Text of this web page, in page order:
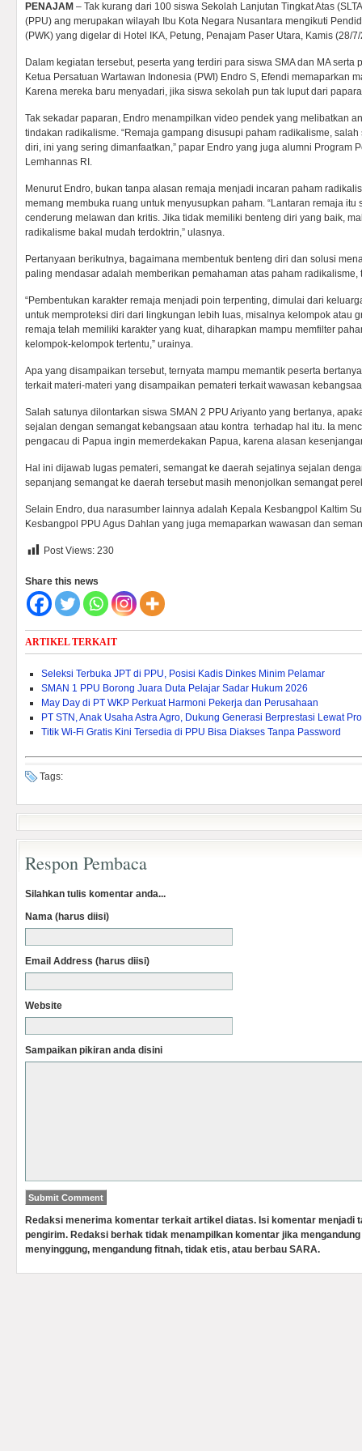
PENAJAM – Tak kurang dari 100 siswa Sekolah Lanjutan Tingkat Atas
(PPU) ang merupakan wilayah Ibu Kota Negara Nusantara mengikuti
(PWK) yang digelar di Hotel IKA, Petung, Penajam Paser Utara, Kamis (28/
Dalam kegiatan tersebut, peserta yang terdiri para siswa SMA dan MA serta
Ketua Persatuan Wartawan Indonesia (PWI) Endro S, Efendi memaparkan
Karena mereka baru menyadari, jika siswa sekolah pun tak luput dari
Tak sekadar paparan, Endro menampilkan video pendek yang melibatkan
tindakan radikalisme. “Remaja gampang disusupi paham radikalisme,
diri, ini yang sering dimanfaatkan,” papar Endro yang juga alumni Program
Lemhannas RI.
Menurut Endro, bukan tanpa alasan remaja menjadi incaran paham
memang membuka ruang untuk menyusupkan paham. “Lantaran remaja itu
cenderung melawan dan kritis. Jika tidak memiliki benteng diri yang baik,
radikalisme bakal mudah terdoktrin,” ulasnya.
Pertanyaan berikutnya, bagaimana membentuk benteng diri dan solusi
paling mendasar adalah memberikan pemahaman atas paham
“Pembentukan karakter remaja menjadi poin terpenting, dimulai dari
untuk memproteksi diri dari lingkungan lebih luas, misalnya kelompok atau
remaja telah memiliki karakter yang kuat, diharapkan mampu memfilter
kelompok-kelompok tertentu,” urainya.
Apa yang disampaikan tersebut, ternyata mampu memantik peserta
terkait materi-materi yang disampaikan pemateri terkait wawasan
Salah satunya dilontarkan siswa SMAN 2 PPU Ariyanto yang bertanya,
sejalan dengan semangat kebangsaan atau kontra terhadap hal itu. Ia
pengacau di Papua ingin memerdekakan Papua, karena alasan
Hal ini dijawab lugas pemateri, semangat ke daerah sejatinya sejalan
sepanjang semangat ke daerah tersebut masih menonjolkan semangat
Selain Endro, dua narasumber lainnya adalah Kepala Kesbangpol Kaltim
Kesbangpol PPU Agus Dahlan yang juga memaparkan wawasan dan
Post Views: 230
Share this news
ARTIKEL TERKAIT
Seleksi Terbuka JPT di PPU, Posisi Kadis Dinkes Minim Pelamar
SMAN 1 PPU Borong Juara Duta Pelajar Sadar Hukum 2026
May Day di PT WKP Perkuat Harmoni Pekerja dan Perusahaan
PT STN, Anak Usaha Astra Agro, Dukung Generasi Berprestasi Lewat
Titik Wi-Fi Gratis Kini Tersedia di PPU Bisa Diakses Tanpa Password
Tags:
Respon Pembaca
Silahkan tulis komentar anda...
Nama (harus diisi)
Email Address (harus diisi)
Website
Sampaikan pikiran anda disini
Redaksi menerima komentar terkait artikel diatas. Isi komentar menjadi
pengirim. Redaksi berhak tidak menampilkan komentar jika
menyinggung, mengandung fitnah, tidak etis, atau berbau SARA.